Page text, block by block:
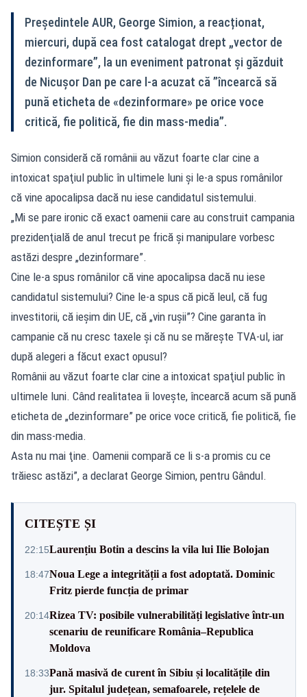
Președintele AUR, George Simion, a reacționat,
miercuri, după cea fost catalogat drept „vector de
dezinformare”, la un eveniment patronat şi găzduit
de Nicuşor Dan pe care l-a acuzat că ”încearcă să
pună eticheta de «dezinformare» pe orice voce
critică, fie politică, fie din mass-media”.
Simion consideră că românii au văzut foarte clar cine a
intoxicat spaţiul public în ultimele luni și le-a spus românilor
că vine apocalipsa dacă nu iese candidatul sistemului.
„Mi se pare ironic că exact oamenii care au construit campania
prezidenţială de anul trecut pe frică şi manipulare vorbesc
astăzi despre „dezinformare”.
Cine le-a spus românilor că vine apocalipsa dacă nu iese
candidatul sistemului? Cine le-a spus că pică leul, că fug
investitorii, că ieşim din UE, că „vin ruşii”? Cine garanta în
campanie că nu cresc taxele şi că nu se măreşte TVA-ul, iar
după alegeri a făcut exact opusul?
Românii au văzut foarte clar cine a intoxicat spaţiul public în
ultimele luni. Când realitatea îi loveşte, încearcă acum să pună
eticheta de „dezinformare” pe orice voce critică, fie politică, fie
din mass-media.
Asta nu mai ţine. Oamenii compară ce li s-a promis cu ce
trăiesc astăzi”, a declarat George Simion, pentru Gândul.
CITEȘTE ȘI
22:15Laurențiu Botin a descins la vila lui Ilie Bolojan
18:47Noua Lege a integrității a fost adoptată. Dominic
Fritz pierde funcția de primar
20:14Rizea TV: posibile vulnerabilități legislative într-un
scenariu de reunificare România–Republica
Moldova
18:33Pană masivă de curent în Sibiu și localitățile din
jur. Spitalul județean, semafoarele, rețelele de